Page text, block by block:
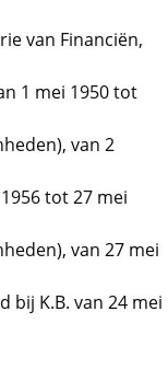
van Financiën,
1 mei 1950 tot
van 2
tot 27 mei
van 27 mei
bij K.B. van 24 mei